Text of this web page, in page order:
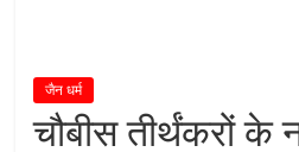
जैन धर्म
चौबीस तीर्थंकरों के